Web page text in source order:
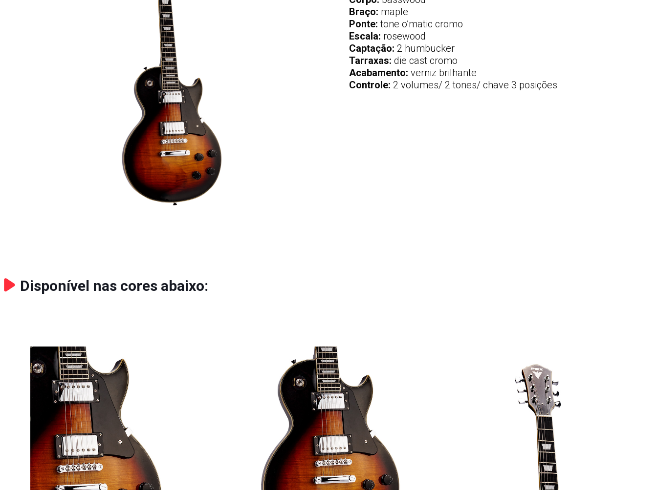
Braço: maple
Ponte: tone o’matic cromo
Escala: rosewood
Captação: 2 humbucker
Tarraxas: die cast cromo
Acabamento: verniz brilhante
Controle: 2 volumes/ 2 tones/ chave 3 posições
Disponível nas cores abaixo: